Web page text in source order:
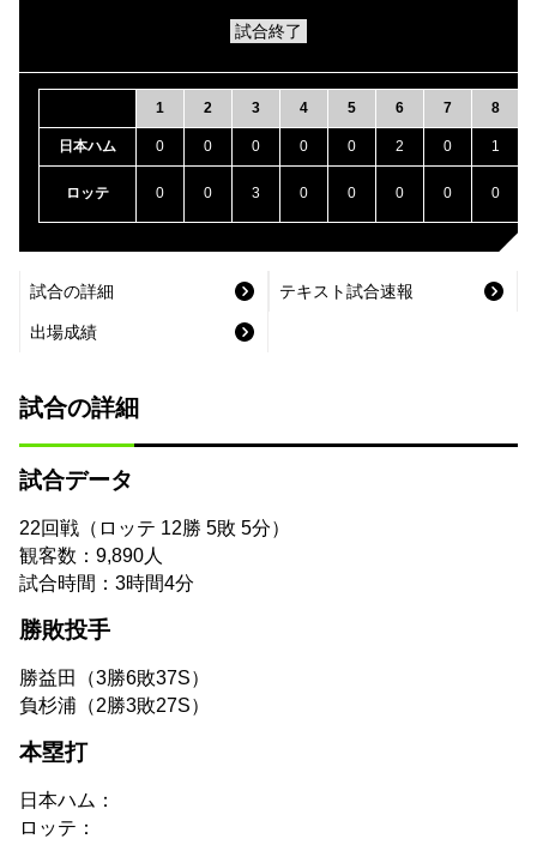
試合終了
1 2 3 4 5 6 7 8
日本ハム 0 0 0 0 0 2 0 1
ロッテ 0 0 3 0 0 0 0 0
試合の詳細 テキスト試合速報
出場成績
試合の詳細
試合データ
22回戦（ロッテ 12勝 5敗 5分）
観客数：9,890人
試合時間：3時間4分
勝敗投手
勝益田（3勝6敗37S）
負杉浦（2勝3敗27S）
本塁打
日本ハム：
ロッテ：